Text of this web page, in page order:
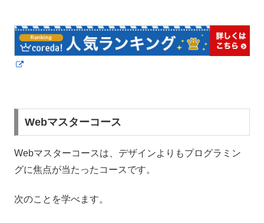
Webマスターコース
Webマスターコースは、デザインよりもプログラミン
グに焦点が当たったコースです。
次のことを学べます。